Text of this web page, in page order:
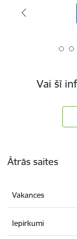
Vai šī
Ātrās saites
Vakances
Iepirkumi